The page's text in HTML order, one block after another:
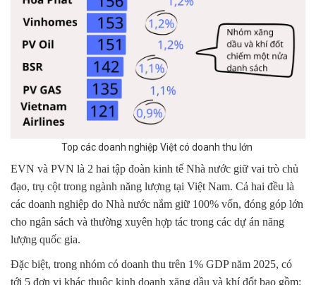
Top các doanh nghiệp Việt có doanh thu lớn
EVN và PVN là 2 hai tập đoàn kinh tế Nhà nước giữ vai trò chủ
đạo, trụ cột trong ngành năng lượng tại Việt Nam. Cả hai đều là
các doanh nghiệp do Nhà nước nắm giữ 100% vốn, đóng góp lớn
cho ngân sách và thường xuyên hợp tác trong các dự án năng
lượng quốc gia.
Đặc biệt, trong nhóm có doanh thu trên 1% GDP năm 2025, có
tới 5 đơn vị khác thuộc kinh doanh xăng dầu và khí đốt bao gồm: